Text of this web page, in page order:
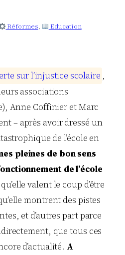
Réformes, Education
rte surl’injustice scolaire ,
associations
Anne Coffinier et Marc
– après avoir dressé un
de l’école en
pleines de bon sens
de l’école
valent le coup d’être
montrent des pistes
et d’autres part parce
que tous ces
d’actualité. A